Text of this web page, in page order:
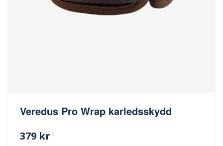
Veredus Pro Wrap karledsskydd
379 kr